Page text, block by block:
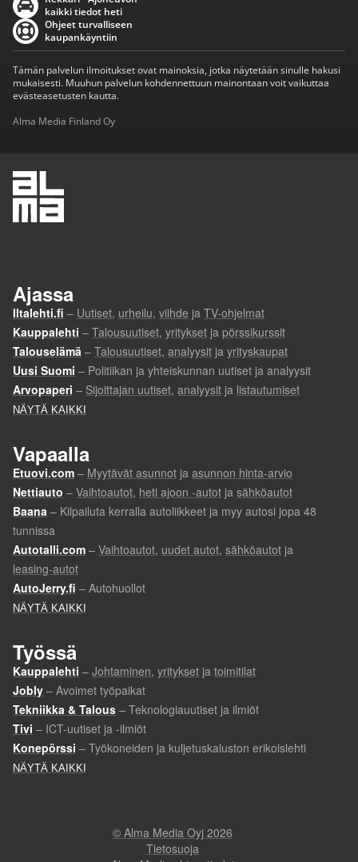
kaikki tiedot heti
Ohjeet turvalliseen
kaupankäyntiin
Tämän palvelun ilmoitukset ovat mainoksia, jotka näytetään sinulle hakusi
mukaisesti. Muuhun palvelun kohdennettuun mainontaan voit vaikuttaa
evästeasetusten kautta.
Alma Media Finland Oy